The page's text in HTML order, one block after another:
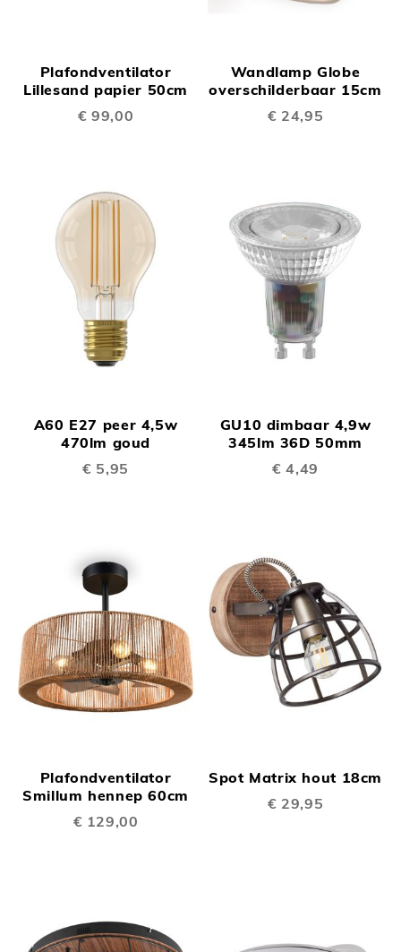
Plafondventilator
Lillesand papier 50cm
€ 99,00
Wandlamp Globe
overschilderbaar 15cm
€ 24,95
A60 E27 peer 4,5w
470lm goud
€ 5,95
GU10 dimbaar 4,9w
345lm 36D 50mm
€ 4,49
Plafondventilator
Smillum hennep 60cm
€ 129,00
Spot Matrix hout 18cm
€ 29,95